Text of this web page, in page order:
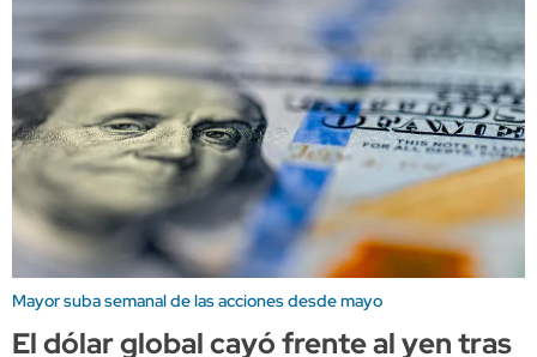
Mayor suba semanal de las acciones desde mayo
El dólar global cayó frente al yen tras